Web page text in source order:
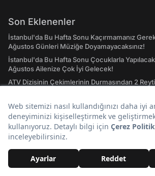
Son Eklenenler
İstanbul'da Bu Hafta Sonu Kaçırmamanız
Ağustos Günleri Müziğe Doyamayacaksınız!
İstanbul'da Bu Hafta Sonu Çocuklarla
Ağustos Ailenize Çok İyi Gelecek!
ATV Dizisinin Çekimlerinin Durmasından 2
Gazeteci Fatih Atik'ten Çarpıcı İddia: Çerçeve
Demirtaş'ı Kapsıyor
Nagihan Karadere'den Survivor İtirafı! "Ölene
Kuruyan Çimleri Canlandıran Doğal Yöntem:
Çimleri Daha Gür Yapıyor